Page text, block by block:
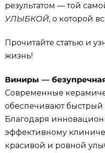
результатом — той
УЛЫБКОЙ, о которой
Прочитайте статью и
жизнь!
Виниры —
Современные
обеспечивают быстрый
Благодаря
эффективному
красивой и ровной